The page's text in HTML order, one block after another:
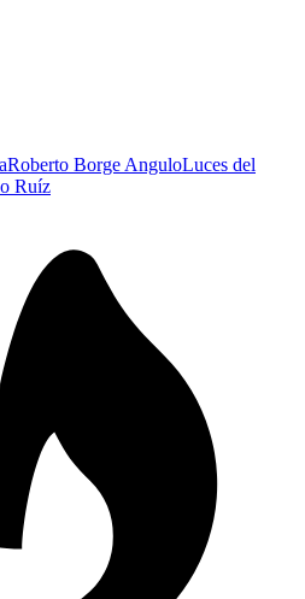
Roberto Borge AnguloLuces del
Ruíz